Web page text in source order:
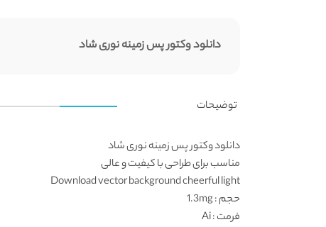
دانلود وکتور پس زمینه نوری شاد
توضیحات
دانلود وکتور پس زمینه نوری شاد
مناسب برای طراحی با کیفیت و عالی
Download vector background cheerful light
حجم : 1.3mg
فرمت : Ai